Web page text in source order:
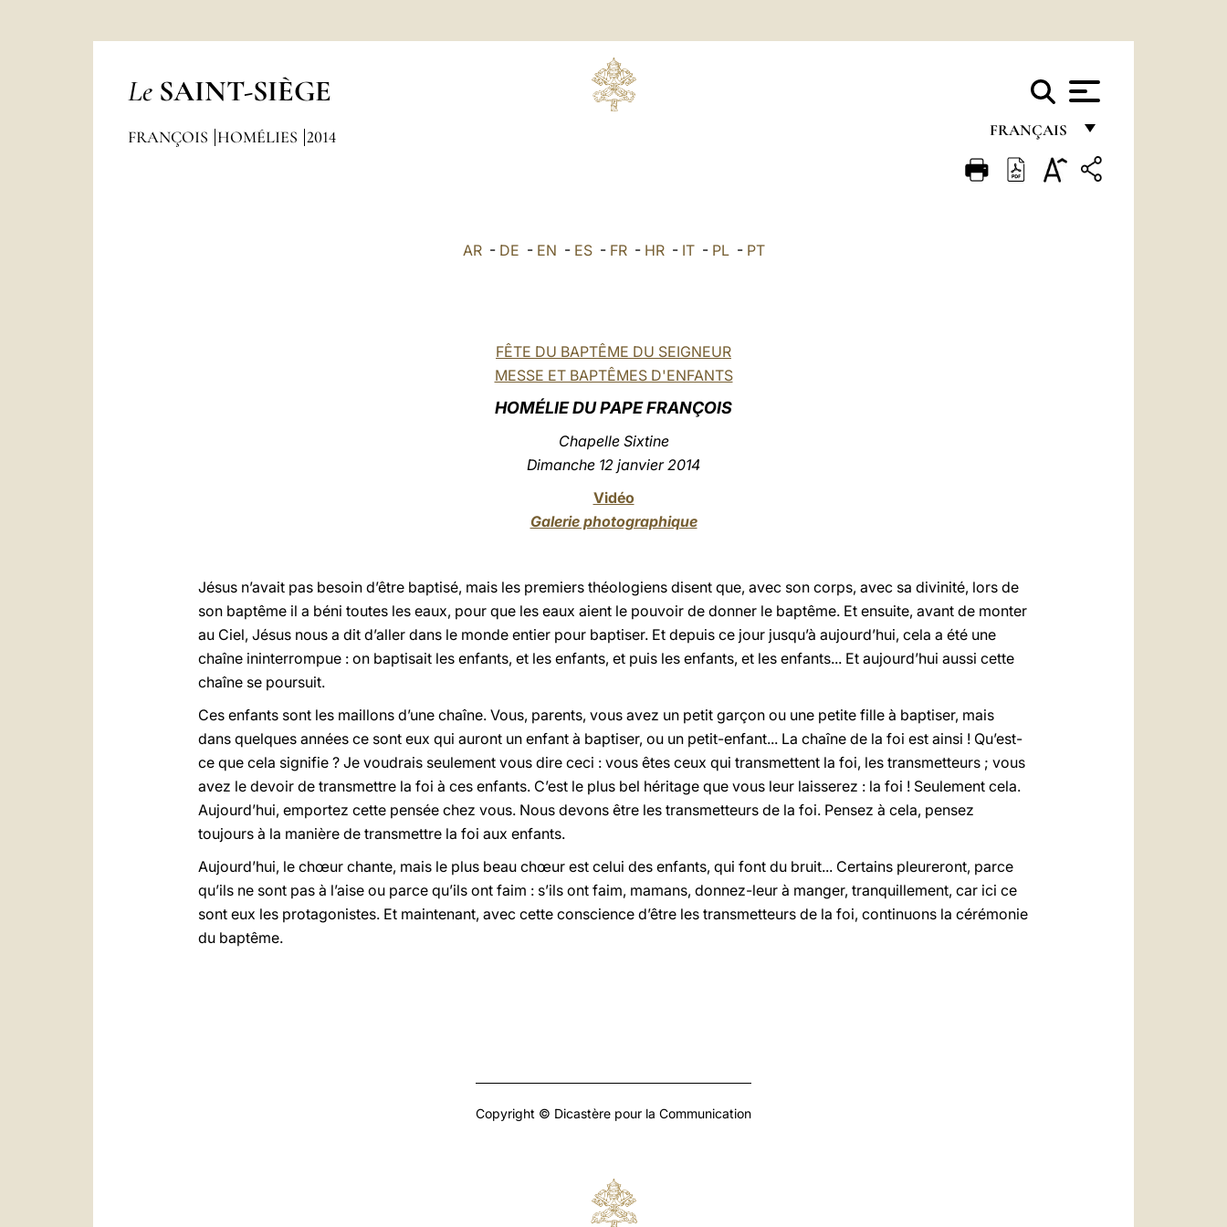
Le SAINT-SIÈGE
FRANÇAIS
FRANÇAIS
FRANÇOIS HOMÉLIES 2014
AR- DE - EN - ES- FR- HR- IT- PL- PT
FÊTE DU BAPTÊME DU SEIGNEUR
MESSE ET BAPTÊMES D'ENFANTS
HOMÉLIE DU PAPE FRANÇOIS
Chapelle Sixtine
Dimanche 12 janvier 2014
Vidéo
Galerie photographique
Jésus n’avait pas besoin d’être baptisé, mais les premiers théologiens disent que, avec son corps, avec sa divinité, lors de
son baptême il a béni toutes les eaux, pour que les eaux aient le pouvoir de donner le baptême. Et ensuite, avant de monter
au Ciel, Jésus nous a dit d’aller dans le monde entier pour baptiser. Et depuis ce jour jusqu’à aujourd’hui, cela a été une
chaîne ininterrompue : on baptisait les enfants, et les enfants, et puis les enfants, et les enfants... Et aujourd’hui aussi cette
chaîne se poursuit.
Ces enfants sont les maillons d’une chaîne. Vous, parents, vous avez un petit garçon ou une petite fille à baptiser, mais
dans quelques années ce sont eux qui auront un enfant à baptiser, ou un petit-enfant... La chaîne de la foi est ainsi ! Qu’est-
ce que cela signifie ? Je voudrais seulement vous dire ceci : vous êtes ceux qui transmettent la foi, les transmetteurs ; vous
avez le devoir de transmettre la foi à ces enfants. C’est le plus bel héritage que vous leur laisserez : la foi ! Seulement cela.
Aujourd’hui, emportez cette pensée chez vous. Nous devons être les transmetteurs de la foi. Pensez à cela, pensez
toujours à la manière de transmettre la foi aux enfants.
Aujourd’hui, le chœur chante, mais le plus beau chœur est celui des enfants, qui font du bruit... Certains pleureront, parce
qu’ils ne sont pas à l’aise ou parce qu’ils ont faim : s’ils ont faim, mamans, donnez-leur à manger, tranquillement, car ici ce
sont eux les protagonistes. Et maintenant, avec cette conscience d’être les transmetteurs de la foi, continuons la cérémonie
du baptême.
Copyright © Dicastère pour la Communication